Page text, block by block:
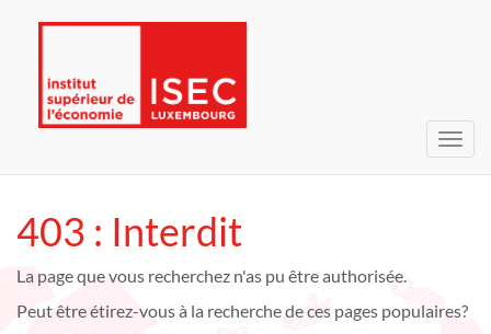
403 : Interdit
La page que vous recherchez n'as pu être authorisée.
Peut être étirez-vous à la recherche de ces pages populaires?